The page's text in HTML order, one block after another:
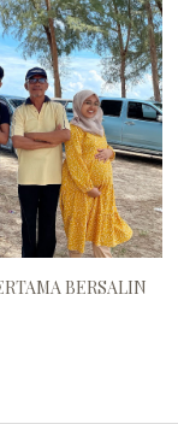
BERSALIN